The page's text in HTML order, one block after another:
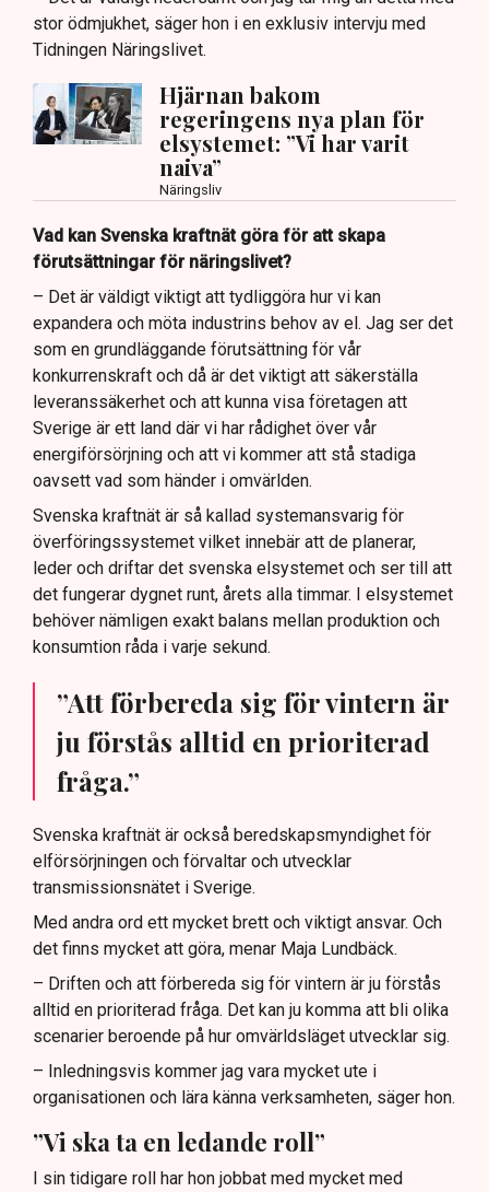
stor ödmjukhet, säger hon i en exklusiv intervju med
Tidningen Näringslivet.
Hjärnan bakom
regeringens nya plan för
elsystemet: ”Vi har varit
naiva”
Näringsliv
Vad kan Svenska kraftnät göra för att skapa
förutsättningar för näringslivet?
– Det är väldigt viktigt att tydliggöra hur vi kan
expandera och möta industrins behov av el. Jag ser det
som en grundläggande förutsättning för vår
konkurrenskraft och då är det viktigt att säkerställa
leveranssäkerhet och att kunna visa företagen att
Sverige är ett land där vi har rådighet över vår
energiförsörjning och att vi kommer att stå stadiga
oavsett vad som händer i omvärlden.
Svenska kraftnät är så kallad systemansvarig för
överföringssystemet vilket innebär att de planerar,
leder och driftar det svenska elsystemet och ser till att
det fungerar dygnet runt, årets alla timmar. I elsystemet
behöver nämligen exakt balans mellan produktion och
konsumtion råda i varje sekund.
”Att förbereda sig för vintern är
ju förstås alltid en prioriterad
fråga.”
Svenska kraftnät är också beredskapsmyndighet för
elförsörjningen och förvaltar och utvecklar
transmissionsnätet i Sverige.
Med andra ord ett mycket brett och viktigt ansvar. Och
det finns mycket att göra, menar Maja Lundbäck.
– Driften och att förbereda sig för vintern är ju förstås
alltid en prioriterad fråga. Det kan ju komma att bli olika
scenarier beroende på hur omvärldsläget utvecklar sig.
– Inledningsvis kommer jag vara mycket ute i
organisationen och lära känna verksamheten, säger hon.
”Vi ska ta en ledande roll”
I sin tidigare roll har hon jobbat med mycket med